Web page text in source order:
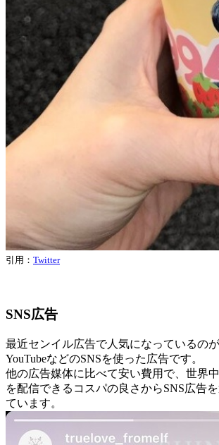
引用： Twitter
SNS広告
最近センイル広告で人気になっているの
YouTubeなどのSNSを使った広告です。
他の広告媒体に比べて安い費用で、世界
を配信できるコスパの良さからSNS広告
ています。